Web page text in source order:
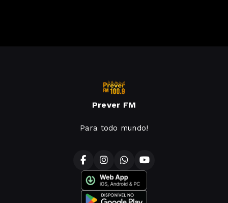
Prever FM
Para todo mundo!